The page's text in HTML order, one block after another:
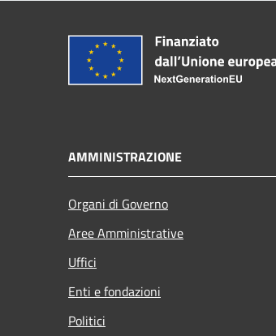
AMMINISTRAZIONE
Organi di Governo
Aree Amministrative
Uffici
Enti e fondazioni
Politici